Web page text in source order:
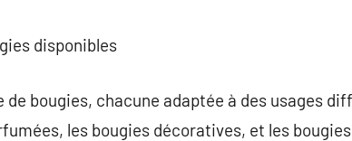
disponibles
de bougies, chacune adaptée à des usages
les bougies décoratives, et les